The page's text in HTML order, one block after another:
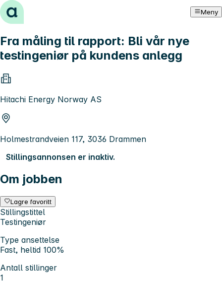
Hopp til innhold Meny
Fra måling til rapport: Bli vår nye
testingeniør på kundens anlegg
Hitachi Energy Norway AS
Holmestrandveien 117, 3036 Drammen
Stillingsannonsen er inaktiv.
Om jobben
Lagre favoritt
Stillingstittel
Testingeniør
Type ansettelse
Fast, heltid 100%
Antall stillinger
1